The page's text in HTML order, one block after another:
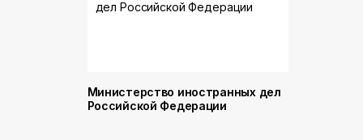
Министерство иностранных дел
Российской Федерации